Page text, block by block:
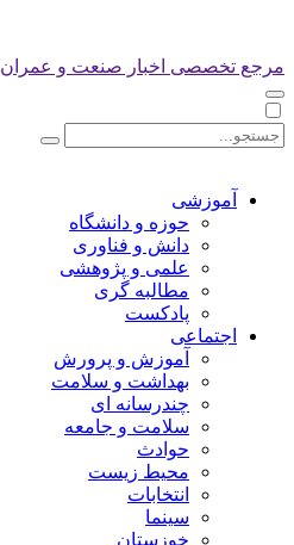
مرجع تخصصی اخبار صنعت و عمران
آموزشی
حوزه و دانشگاه
دانش و فناوری
علمی و پژوهشی
مطالبه گری
پادکست
اجتماعی
آموزش و پرورش
بهداشت و سلامت
چندرسانه ای
سلامت و جامعه
حوادث
محیط زیست
انتخابات
سینما
خوزستان